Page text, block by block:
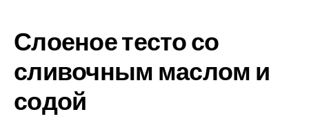
Слоеное тесто со
сливочным маслом и
содой